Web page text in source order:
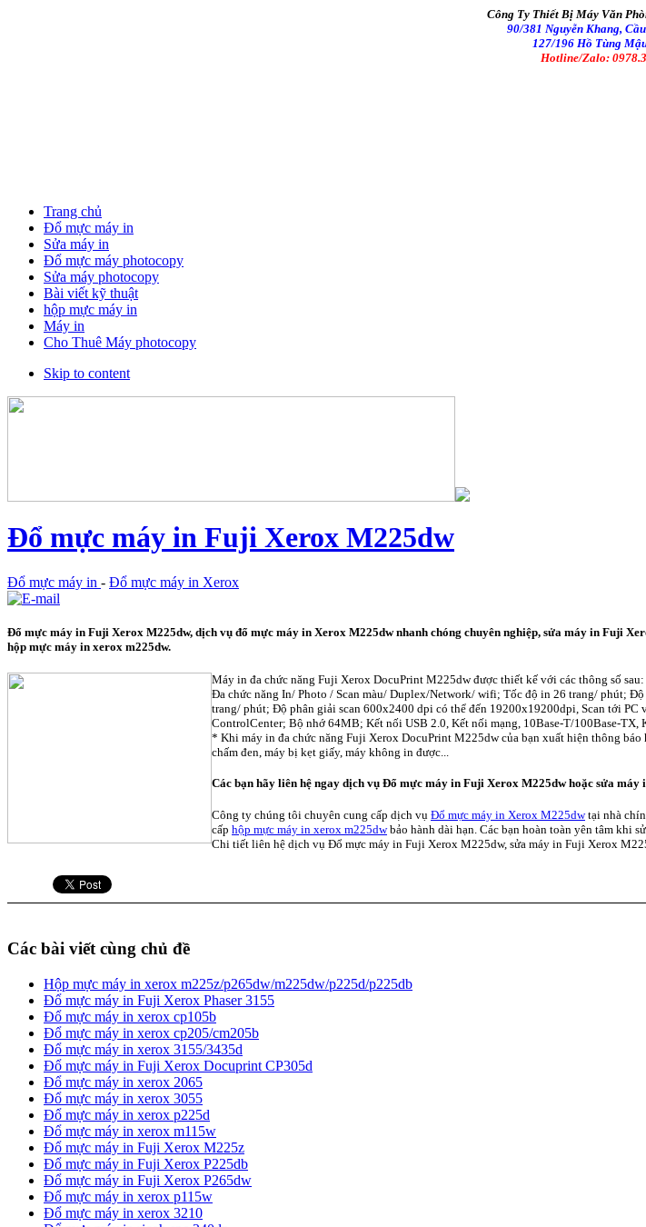
Công Ty Thiết Bị Máy Văn
90/381 Nguyễn Khang,
127/196 Hồ Tùng
Hotline/Zalo:
Trang chủ
Đổ mực máy in
Sửa máy in
Đổ mực máy photocopy
Sửa máy photocopy
Bài viết kỹ thuật
hộp mực máy in
Máy in
Cho Thuê Máy photocopy
Skip to content
Đổ mực máy in Fuji Xerox M225dw
Đổ mực máy in - Đổ mực máy in Xerox
Đổ mực máy in Fuji Xerox M225dw, dịch vụ đổ mực máy in Xerox M225dw nhanh chóng chuyên nghiệp, sửa máy in Fuji
hộp mực máy in xerox m225dw.
Máy in đa chức năng Fuji Xerox DocuPrint M225dw được thiết kế với các thông số sau:
Đa chức năng In/ Photo / Scan màu/ Duplex/Network/ wifi; Tốc độ in 26 trang/ phút;
trang/ phút; Độ phân giải scan 600x2400 dpi có thể đến 19200x19200dpi, Scan tới
ControlCenter; Bộ nhớ 64MB; Kết nối USB 2.0, Kết nối mạng, 10Base-T/100Base-TX,
* Khi máy in đa chức năng Fuji Xerox DocuPrint M225dw của bạn xuất hiện thông
chấm đen, máy bị kẹt giấy, máy không in được...
Các bạn hãy liên hệ ngay dịch vụ Đổ mực máy in Fuji Xerox M225dw hoặc sửa
Công ty chúng tôi chuyên cung cấp dịch vụ Đổ mực máy in Xerox M225dwtại nhà
cấp hộp mực máy in xerox m225dwbảo hành dài hạn. Các bạn hoàn toàn yên tâm khi
Chi tiết liên hệ dịch vụ Đổ mực máy in Fuji Xerox M225dw, sửa máy in Fuji Xerox
Các bài viết cùng chủ đề
Hộp mực máy in xerox m225z/p265dw/m225dw/p225d/p225db
Đổ mực máy in Fuji Xerox Phaser 3155
Đổ mực máy in xerox cp105b
Đổ mực máy in xerox cp205/cm205b
Đổ mực máy in xerox 3155/3435d
Đổ mực máy in Fuji Xerox Docuprint CP305d
Đổ mực máy in xerox 2065
Đổ mực máy in xerox 3055
Đổ mực máy in xerox p225d
Đổ mực máy in xerox m115w
Đổ mực máy in Fuji Xerox M225z
Đổ mực máy in Fuji Xerox P225db
Đổ mực máy in Fuji Xerox P265dw
Đổ mực máy in xerox p115w
Đổ mực máy in xerox 3210